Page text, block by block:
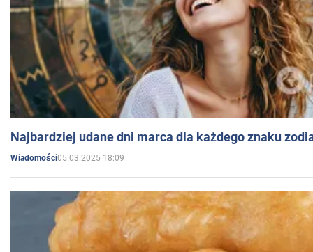
Najbardziej udane dni marca dla każdego znaku
Wiadomości05.03.2025 18:09